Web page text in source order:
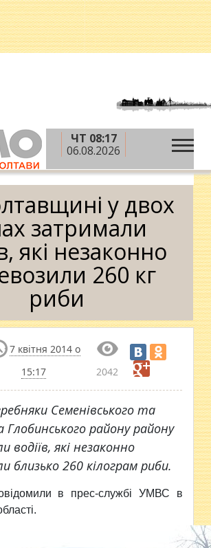
ЧТ 08:17
06.08.2026
»
На Полтавщині у двох селах
які незаконно перевозили 260 кг
у двох
затримали
які незаконно
260 кг
риби
7 квітня 2014 о
15:17
2042
Семенівського та
Глобинського району району
водіїв, які незаконно
близько 260 кілограм риби.
в прес-службі УМВС в